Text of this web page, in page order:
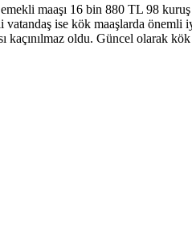
maaşı 16 bin 880 TL 98
ise kök maaşlarda önemli
oldu. Güncel olarak